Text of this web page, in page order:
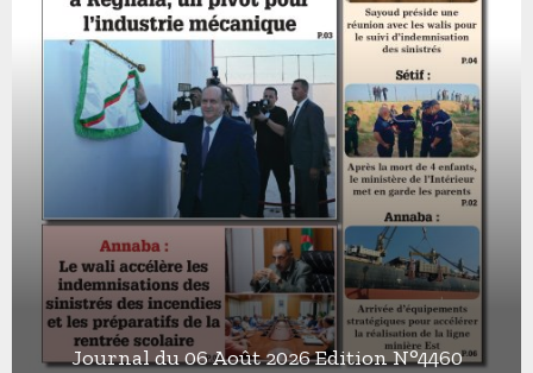
Journal du 06 Août 2026 Edition N°4460